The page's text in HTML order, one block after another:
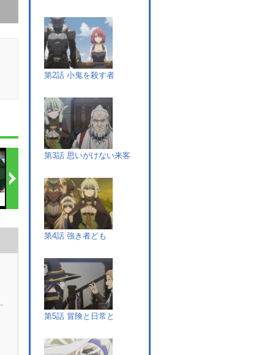
第2話 小鬼を殺す者
第3話 思いがけない来客
第4話 強き者ども
第5話 冒険と日常と